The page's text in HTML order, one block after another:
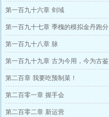
第一百九十六章 剑域
第一百九十七章 季槐的模拟金丹跑分
第一百九十八章 脉
第一百九十九章 古为今用，今为古鉴
第二百章 我要吃预制菜！
第二百零一章 握手会
第二百零二章 新运营